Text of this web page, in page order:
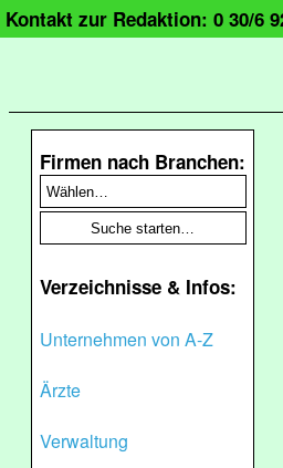
Kontakt zur Redaktion: 0 30/6
Firmen nach Branchen:
Verzeichnisse & Infos:
Unternehmen von A-Z
Ärzte
Verwaltung